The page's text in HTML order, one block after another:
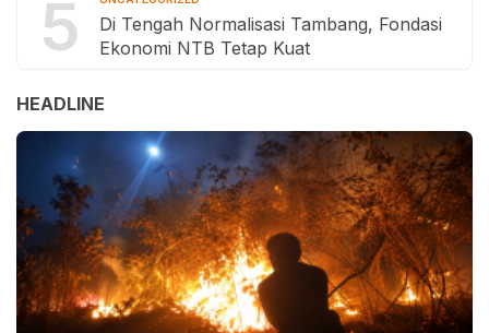
5
Di Tengah Normalisasi Tambang, Fondasi
Ekonomi NTB Tetap Kuat
HEADLINE